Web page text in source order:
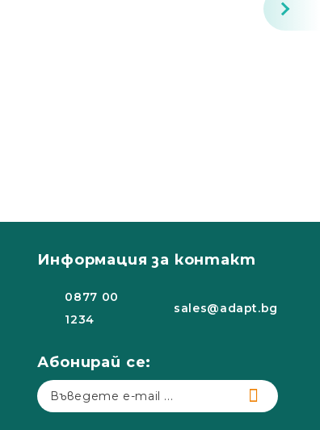
Информация за контакт
0877 00
1234
sales@adapt.bg
Абонирай се: